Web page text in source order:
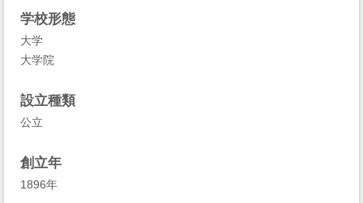
学校形態
大学
大学院
設立種類
公立
創立年
1896年